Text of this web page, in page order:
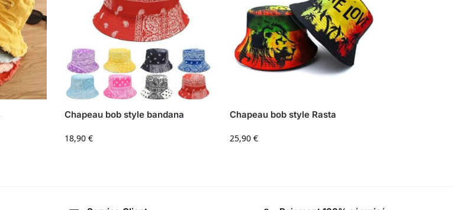
Chapeau bob style bandana
18,90€
Chapeau bob style Rasta
25,90€